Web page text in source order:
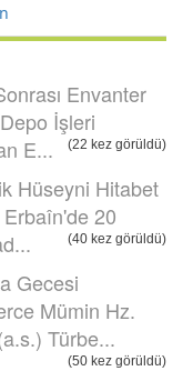
Envanter
Depo İşleri
E...
(22 kez görüldü)
Hüseyni Hitabet
Erbaîn'de 20
(40 kez görüldü)
Gecesi
Mümin Hz.
Türbe...
(50 kez görüldü)